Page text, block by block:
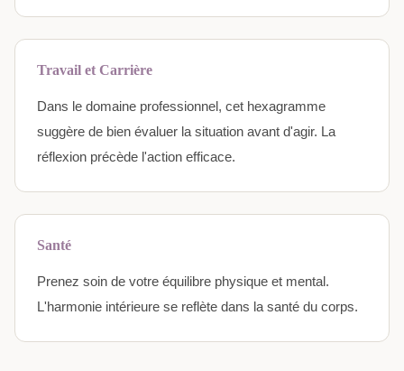
Travail et Carrière
Dans le domaine professionnel, cet hexagramme
suggère de bien évaluer la situation avant d'agir. La
réflexion précède l'action efficace.
Santé
Prenez soin de votre équilibre physique et mental.
L'harmonie intérieure se reflète dans la santé du corps.